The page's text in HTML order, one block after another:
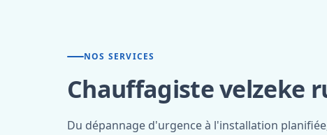
NOS SERVICES
Chauffagiste velzeke
Du dépannage d'urgence à l'installation